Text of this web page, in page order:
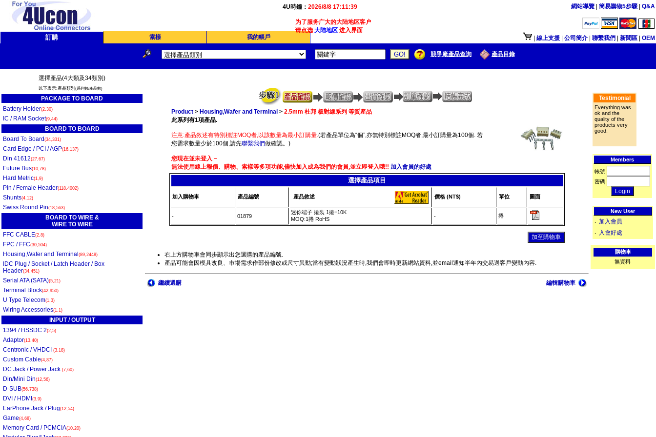
4U時鐘： 2026/8/8 17:11:39
为了服务广大的大陆地区客户,我们4Ucon新增了简体版接口供大陆地区客户使用.
请点选大陆地区进入界面
網站導覽 簡易購物5步驟 Q&A
訂購 索樣 我的帳戶 線上支援 公司簡介 聯繫我們 新聞區 OEM
競爭廠產品查詢 產品目錄
選擇產品(4大類及34類別)
以下表示:產品類別 (系列數/產品數)
PACKAGE TO BOARD
Battery Holder(2,30)
IC / RAM Socket(9,44)
BOARD TO BOARD
Board To Board (34,331)
Card Edge / PCI / AGP(16,137)
Din 41612(27,67)
Future Bus(10,78)
Hard Metric(1,9)
Pin / Female Header(118,4002)
Shunts(4,12)
Swiss Round Pin(18,563)
BOARD TO WIRE &
WIRE TO WIRE
FFC CABLE(2,8)
FPC / FFC(30,504)
Housing,Wafer and Terminal (89,2448)
IDC Plug / Socket / Latch Header / Box
Header(34,451)
Serial ATA (SATA)(5,21)
Terminal Block(42,950)
U Type Telecom(1,3)
Wiring Accessories(1,1)
INPUT / OUTPUT
1394 / HSSDC 2(2,5)
Adaptor(13,40)
Centronic / VHDCI (3,18)
Custom Cable(4,87)
DC Jack / Power Jack (7,60)
Din/Mini Din(12,56)
D-SUB(56,738)
DVI / HDMI (3,9)
EarPhone Jack / Plug(12,54)
Game(4,68)
Memory Card / PCMCIA(10,20)
Product> Housing,Wafer and Terminal > 2.5mm 杜邦 板對線系列 等質產品
此系列有1項產品.
注意:產品敘述有特別標註MOQ者,以該數量為最小訂購量.(若產品單位為“個”,亦無特別標註MOQ者,最小訂購量為100個. 若
您需求數量少於100個,請先聯繫我們做確認。)
您現在並未登入－
無法使用線上報價、購物、索樣等多項功能,儘快加入成為我們的會員,並立即登入哦!! 加入會員的好處
選擇產品項目
加入購物車 產品編號 產品敘述 價格 (NT$) 單位 圖面
- 01879
迷你端子 捲裝 1捲=10K
MOQ:1捲 RoHS
- 捲
右上方購物車會同步顯示出您選購的產品編號.
產品可能會因模具改良、巿場需求作部份修改或尺寸異動;當有變動狀況產生時,我們會即時更新網站資料,並email通知半年內交易過客戶變動內容.
繼續選購 編輯購物車
Testimonial
Everything was
ok and the
quality of the
products very
good.
Members
帳號
密碼
New User
‧ 加入會員
‧ 入會好處
購物車
無資料